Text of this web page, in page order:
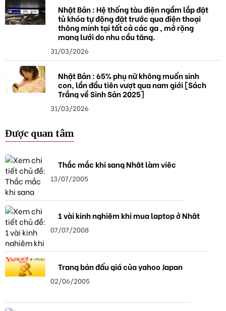
Nhật Bản : Hệ thống tàu điện ngầm lắp đặt
tủ khóa tự động đặt trước qua điện thoại
thông minh tại tất cả các ga , mở rộng
mạng lưới do nhu cầu tăng.
31/03/2026
Nhật Bản : 65% phụ nữ không muốn sinh
con, lần đầu tiên vượt qua nam giới [Sách
Trắng về Sinh Sản 2025]
31/03/2026
Được quan tâm
Thắc mắc khi sang Nhật làm việc
13/07/2005
1 vài kinh nghiệm khi mua laptop ở Nhật
07/07/2008
Trang bán đấu giá của yahoo Japan
02/06/2005